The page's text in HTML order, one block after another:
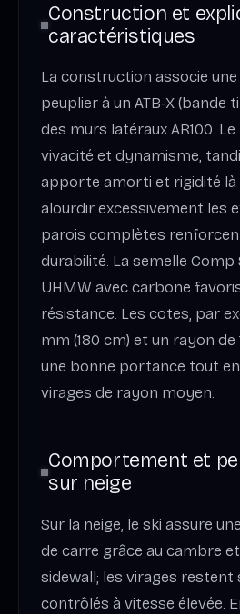
Construction et
caractéristiques
La construction associe une
peuplier à un ATB‑X (bande
des murs latéraux AR100.
vivacité et dynamisme,
apporte amorti et rigidité là
alourdir excessivement les
parois complètes
durabilité. La semelle
UHMW avec carbone
résistance. Les cotes, par
mm (180 cm) et un rayon de
une bonne portance tout
virages de rayon moyen.
Comportement et
sur neige
Sur la neige, le ski assure
de carre grâce au cambre
sidewall; les virages restent
contrôlés à vitesse élevée.